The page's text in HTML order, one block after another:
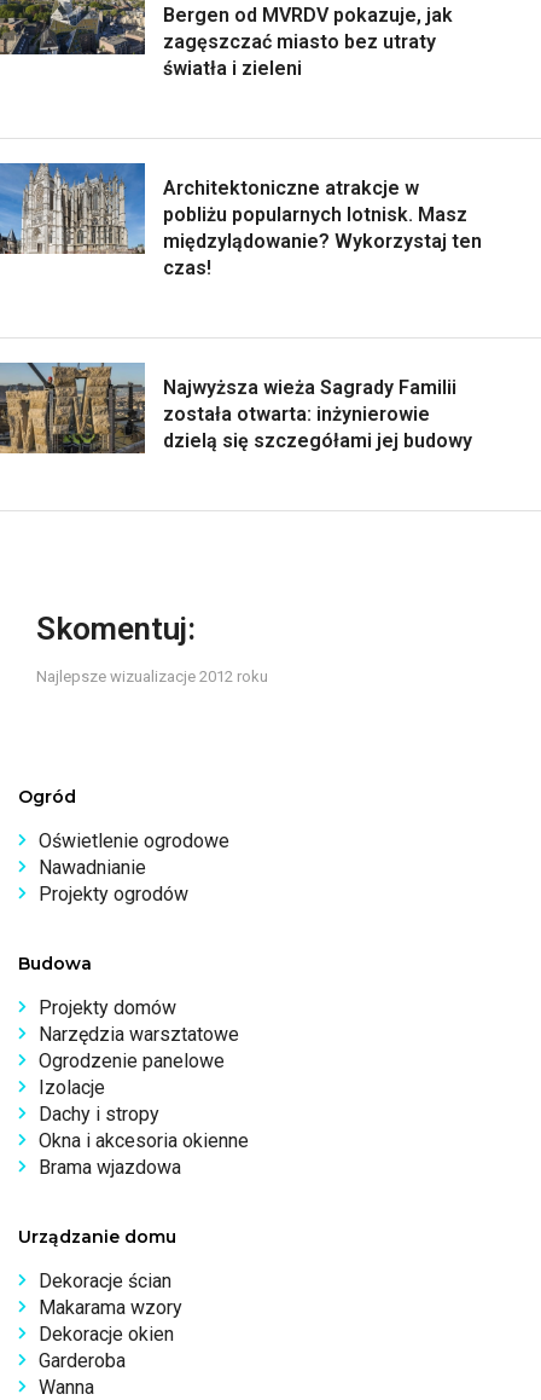
Bergen od MVRDV pokazuje, jak
zagęszczać miasto bez utraty
światła i zieleni
Architektoniczne atrakcje w
pobliżu popularnych lotnisk. Masz
międzylądowanie? Wykorzystaj ten
czas!
Najwyższa wieża Sagrady Familii
została otwarta: inżynierowie
dzielą się szczegółami jej budowy
Skomentuj:
Najlepsze wizualizacje 2012 roku
Ogród
Oświetlenie ogrodowe
Nawadnianie
Projekty ogrodów
Budowa
Projekty domów
Narzędzia warsztatowe
Ogrodzenie panelowe
Izolacje
Dachy i stropy
Okna i akcesoria okienne
Brama wjazdowa
Urządzanie domu
Dekoracje ścian
Makarama wzory
Dekoracje okien
Garderoba
Wanna